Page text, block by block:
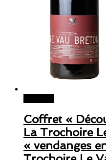
Coffret «
La Trochoire
« vendanges